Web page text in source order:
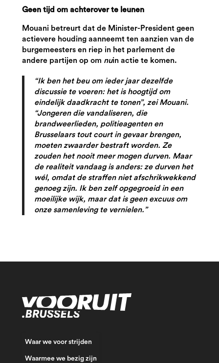
Geen tijd om achterover te leunen
Mouani betreurt dat de Minister-President geen
actievere houding aanneemt ten aanzien van de
burgemeesters en riep in het parlement de
andere partijen op om nuin actie te komen.
“Ik ben het beu om ieder jaar dezelfde
discussie te voeren: het is hoogtijd om
eindelijk daadkracht te tonen”, zei Mouani.
“Jongeren die vandaliseren, die
brandweerlieden, politieagenten en
Brusselaars tout court in gevaar brengen,
moeten zwaarder bestraft worden. Ze
zouden het nooit meer mogen durven. Maar
de realiteit vandaag is anders: ze durven het
wél, omdat de straffen niet afschrikwekkend
genoeg zijn. Ik ben zelf opgegroeid in een
moeilijke wijk, maar dat is geen excuus om
onze samenleving te vernielen.”
Waar we voor strijden
Waarmee we bezig zijn